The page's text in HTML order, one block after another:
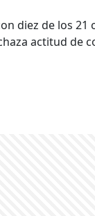
diez de los 21
actitud de